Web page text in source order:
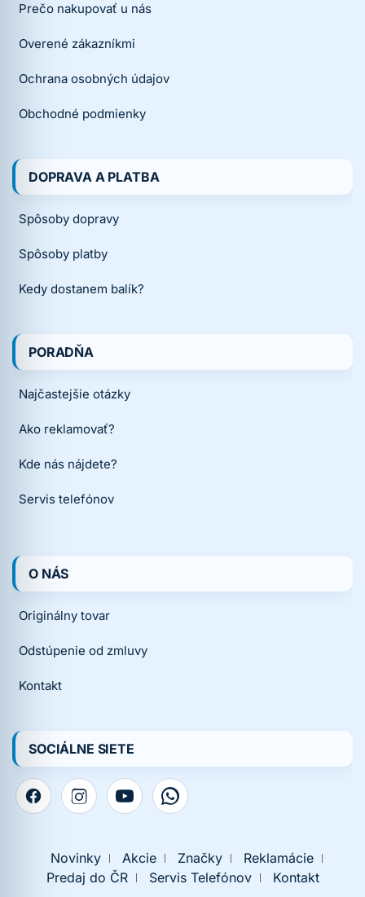
Prečo nakupovať u nás
Overené zákazníkmi
Ochrana osobných údajov
Obchodné podmienky
DOPRAVA A PLATBA
Spôsoby dopravy
Spôsoby platby
Kedy dostanem balík?
PORADŇA
Najčastejšie otázky
Ako reklamovať?
Kde nás nájdete?
Servis telefónov
O NÁS
Originálny tovar
Odstúpenie od zmluvy
Kontakt
SOCIÁLNE SIETE
Novinky Akcie Značky
Reklamácie
Predaj do ČR
Servis Telefónov Kontakt